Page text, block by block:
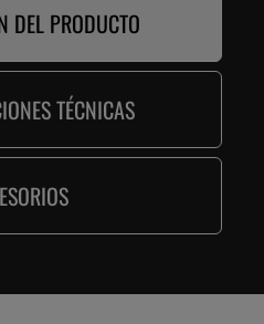
DEL PRODUCTO
TÉCNICAS